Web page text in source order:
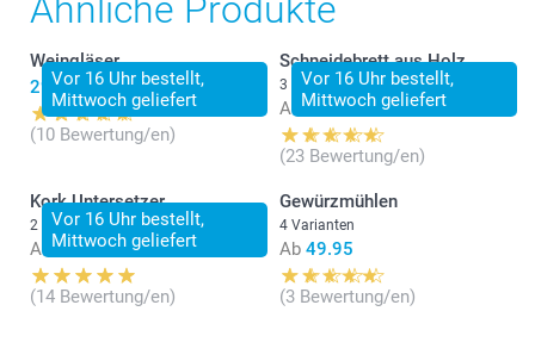
Vor 16 Uhr bestellt,
Mittwoch geliefert
Weingläser
29.95
(10 Bewertung/en)
Vor 16 Uhr bestellt,
Mittwoch geliefert
Schneidebrett aus Holz
3 Varianten
Ab 34.95
(23 Bewertung/en)
Vor 16 Uhr bestellt,
Mittwoch geliefert
Kork Untersetzer
2 Varianten
Ab 31.95
(14 Bewertung/en)
Gewürzmühlen
4 Varianten
Ab 49.95
(3 Bewertung/en)